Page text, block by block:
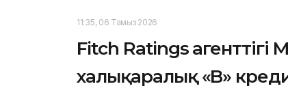
11:35, 06 Тамыз 2026
Fitch Ratings
халықаралық «B»